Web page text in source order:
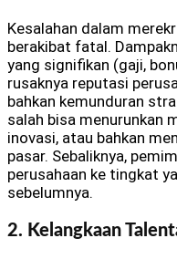
Kesalahan dalam
berakibat fatal.
yang signifikan (gaji,
rusaknya reputasi
bahkan kemunduran
salah bisa menurunkan
inovasi, atau bahkan
pasar. Sebaliknya,
perusahaan ke tingkat
sebelumnya.
2. Kelangkaan